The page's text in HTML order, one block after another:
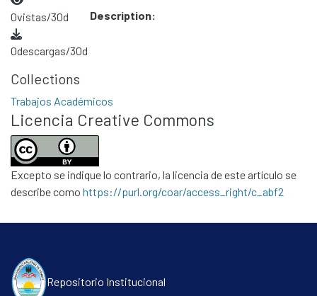
0vistas/30d
0descargas/30d
Description:
Collections
Trabajos Académicos
Licencia Creative Commons
Excepto se indique lo contrario, la licencia de este artículo se
describe como https://purl.org/coar/access_right/c_abf2
Repositorio Institucional